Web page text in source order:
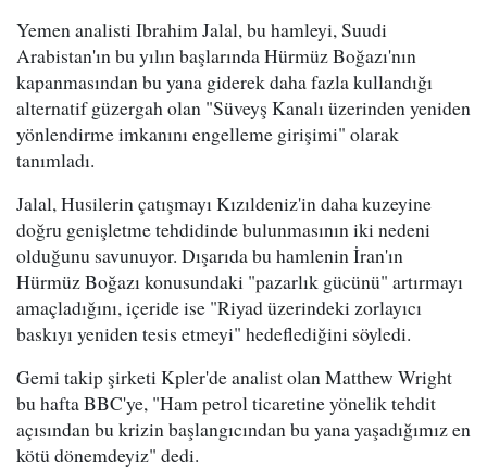
Yemen analisti Ibrahim Jalal, bu hamleyi, Suudi
Arabistan'ın bu yılın başlarında Hürmüz Boğazı'nın
kapanmasından bu yana giderek daha fazla kullandığı
alternatif güzergah olan "Süveyş Kanalı üzerinden yeniden
yönlendirme imkanını engelleme girişimi" olarak
tanımladı.
Jalal, Husilerin çatışmayı Kızıldeniz'in daha kuzeyine
doğru genişletme tehdidinde bulunmasının iki nedeni
olduğunu savunuyor. Dışarıda bu hamlenin İran'ın
Hürmüz Boğazı konusundaki "pazarlık gücünü" artırmayı
amaçladığını, içeride ise "Riyad üzerindeki zorlayıcı
baskıyı yeniden tesis etmeyi" hedeflediğini söyledi.
Gemi takip şirketi Kpler'de analist olan Matthew Wright
bu hafta BBC'ye, "Ham petrol ticaretine yönelik tehdit
açısından bu krizin başlangıcından bu yana yaşadığımız en
kötü dönemdeyiz" dedi.